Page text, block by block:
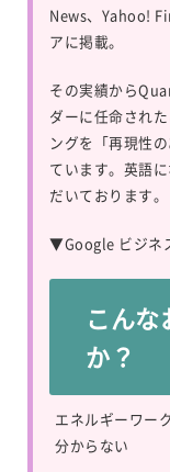
News、Yahoo!
アに掲載。
その実績から
ダーに任命され
ングを「再現性
ています。英語
だいております。
▼Google ビジネ
こんな
か？
エネルギーワー
分からない